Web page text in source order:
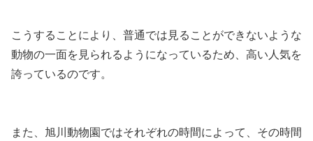
こうすることにより、普通では見ることができないような
動物の一面を見られるようになっているため、高い人気を
誇っているのです。
また、旭川動物園ではそれぞれの時間によって、その時間